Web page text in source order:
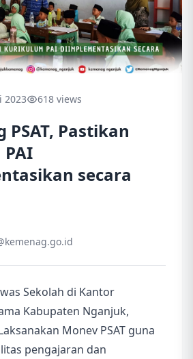
2023 618 views
Pastikan
secara
Sekolah di Kantor
Kabupaten Nganjuk,
Monev PSAT guna
pengajaran dan